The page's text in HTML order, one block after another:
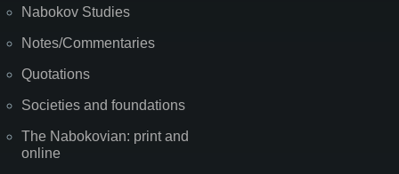
Nabokov Studies
Notes/Commentaries
Quotations
Societies and foundations
The Nabokovian: print and
online